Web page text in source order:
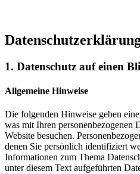
1. Datenschutz auf einen
Allgemeine Hinweise
Die folgenden Hinweise geben
was mit Ihren personenbezogenen
Website besuchen.
denen Sie persönlich identifiziert
Informationen zum Thema
unter diesem Text aufgeführten